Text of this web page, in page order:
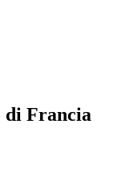
Francia